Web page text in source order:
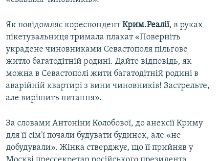
Як повідомляє кореспондентКрим.Реалії, в руках
пікетувальниця тримала плакат «Поверніть
украдене чиновниками Севастополя пільгове
житло багатодітній родині. Дайте відповідь, як
можна в Севастополі жити багатодітній родині в
аварійній квартирі з вини чиновників! Застрельте,
але вирішить питання».
За словами Антоніни Колобової, до анексії Криму
для її сім'ї почали будувати будинок, але «не
добудували». Жінка стверджує, що її прийняв у